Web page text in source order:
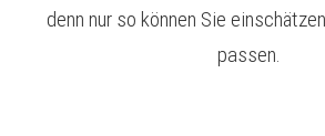
denn nur so können Sie
passen.